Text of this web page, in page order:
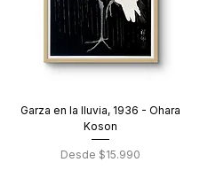
Garza en la lluvia, 1936 - Ohara
Koson
Desde $15.990
Precio de oferta